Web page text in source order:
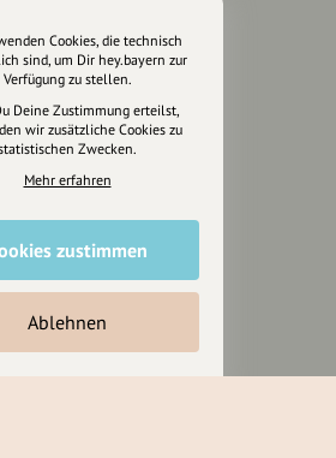
Euch
Fotografie & mehr
Marketing
Design & Branding
Anakin Design
Unterstütze
unsere Plattform
Cookies, die technisch
sind, um Dir hey.bayern zur
Verfügung zu stellen.
Deine Zustimmung erteilst,
wir zusätzliche Cookies zu
Zwecken.
Mehr erfahren
zustimmen
Ablehnen